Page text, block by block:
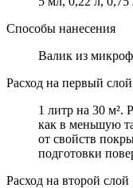
Способы нанесения
Валик из
Расход на первый слой
1 литр на 30 м².
как в меньшую
от свойств
подготовки
Расход на второй слой